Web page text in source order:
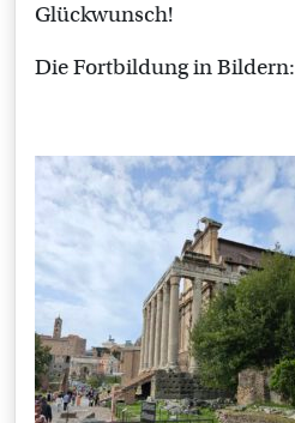
Glückwunsch!
Die Fortbildung in Bildern: